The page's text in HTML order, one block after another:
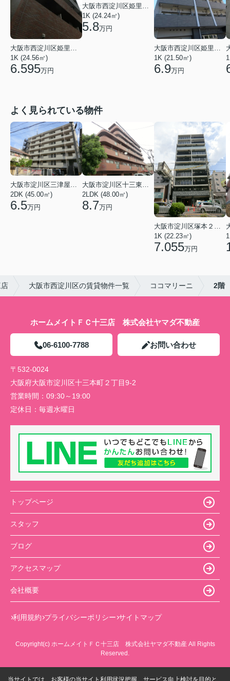
1K (24.56㎡)
6.595万円
大阪市西淀川区姫里３丁目
1K (24.24㎡)
5.8万円
1K (21.50㎡)
6.9万円
よく見られている物件
2DK (45.00㎡)
6.5万円
2LDK (48.00㎡)
8.7万円
大阪市淀川区塚本２丁目
1K (22.23㎡)
7.055万円
大阪市西淀川区の賃貸物件一覧 ココマリーニ 2階
ホームメイトＦＣ十三店 株式会社ヤマダ不動産
06-6100-7788 お問い合わせ
〒532-0024
大阪府大阪市淀川区十三本町２丁目9-2
営業時間： 09:30～19:00
定休日： 毎週水曜日
トップページ
スタッフ
ブログ
アクセスマップ
会社概要
利用規約 プライバシーポリシー サイトマップ
Copyright(c) ホームメイトＦＣ十三店 株式会社ヤマダ不動産 All Rights
Reserved.
当サイトでは、お客様の当サイト利用状況把握、サービス向上検討を目的と